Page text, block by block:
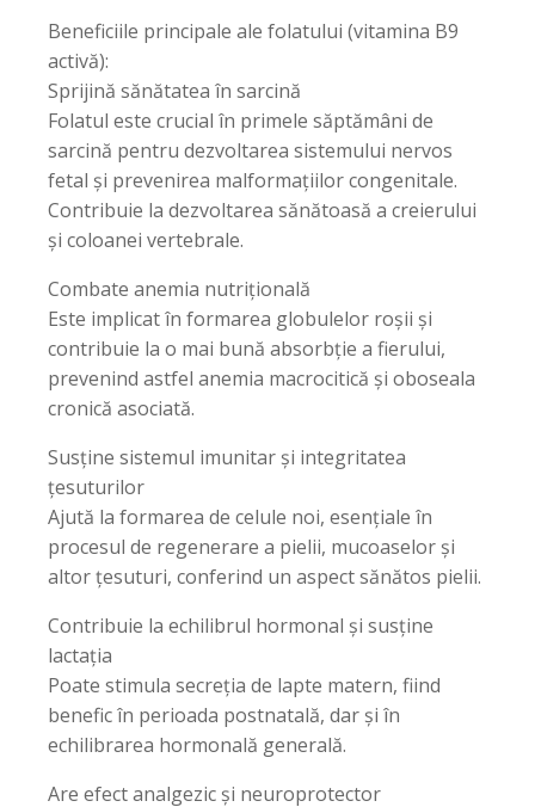
Beneficiile principale ale folatului (vitamina B9
activă):
Sprijină sănătatea în sarcină
Folatul este crucial în primele săptămâni de
sarcină pentru dezvoltarea sistemului nervos
fetal și prevenirea malformațiilor congenitale.
Contribuie la dezvoltarea sănătoasă a creierului
și coloanei vertebrale.
Combate anemia nutrițională
Este implicat în formarea globulelor roșii și
contribuie la o mai bună absorbție a fierului,
prevenind astfel anemia macrocitică și oboseala
cronică asociată.
Susține sistemul imunitar și integritatea
țesuturilor
Ajută la formarea de celule noi, esențiale în
procesul de regenerare a pielii, mucoaselor și
altor țesuturi, conferind un aspect sănătos pielii.
Contribuie la echilibrul hormonal și susține
lactația
Poate stimula secreția de lapte matern, fiind
benefic în perioada postnatală, dar și în
echilibrarea hormonală generală.
Are efect analgezic și neuroprotector